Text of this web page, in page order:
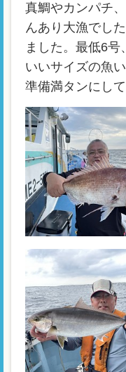
真鯛やカンパチ
んあり大漁でし
ました。最低6号
いいサイズの魚
準備満タンにし